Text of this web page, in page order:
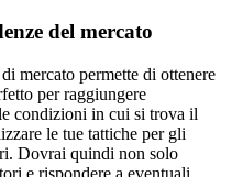
del mercato
mercato permette di ottenere
per raggiungere
condizioni in cui si trova il
le tue tattiche per gli
Dovrai quindi non solo
e rispondere a eventuali